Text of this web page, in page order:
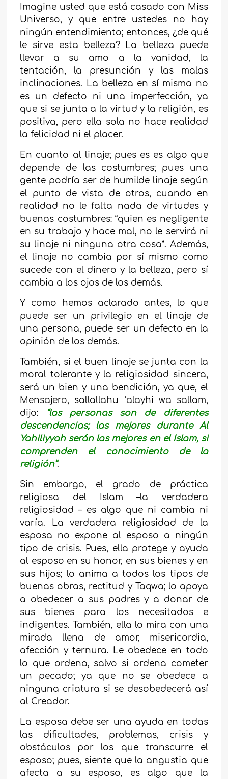
Imagine usted que está casado con Miss
Universo, y que entre ustedes no hay
ningún entendimiento; entonces, ¿de qué
le sirve esta belleza? La belleza puede
llevar a su amo a la vanidad, la
tentación, la presunción y las malas
inclinaciones. La belleza en sí misma no
es un defecto ni una imperfección, ya
que si se junta a la virtud y la religión, es
positiva, pero ella sola no hace realidad
la felicidad ni el placer.
En cuanto al linaje; pues es es algo que
depende de las costumbres; pues una
gente podría ser de humilde linaje según
el punto de vista de otros, cuando en
realidad no le falta nada de virtudes y
buenas costumbres: “quien es negligente
en su trabajo y hace mal, no le servirá ni
su linaje ni ninguna otra cosa”. Además,
el linaje no cambia por sí mismo como
sucede con el dinero y la belleza, pero sí
cambia a los ojos de los demás.
Y como hemos aclarado antes, lo que
puede ser un privilegio en el linaje de
una persona, puede ser un defecto en la
opinión de los demás.
También, si el buen linaje se junta con la
moral tolerante y la religiosidad sincera,
será un bien y una bendición, ya que, el
Mensajero, sallallahu ‘alayhi wa sallam,
dijo:
“las personas son de diferentes
descendencias; las mejores durante Al
Yahiliyyah serán las mejores en el Islam, si
comprenden el conocimiento de la
religión”.
Sin embargo, el grado de práctica
religiosa del Islam –la verdadera
religiosidad – es algo que ni cambia ni
varía. La verdadera religiosidad de la
esposa no expone al esposo a ningún
tipo de crisis. Pues, ella protege y ayuda
al esposo en su honor, en sus bienes y en
sus hijos; lo anima a todos los tipos de
buenas obras, rectitud y Taqwa; lo apoya
a obedecer a sus padres y a donar de
sus bienes para los necesitados e
indigentes. También, ella lo mira con una
mirada llena de amor, misericordia,
afección y ternura. Le obedece en todo
lo que ordena, salvo si ordena cometer
un pecado; ya que no se obedece a
ninguna criatura si se desobedecerá así
al Creador.
La esposa debe ser una ayuda en todas
las dificultades, problemas, crisis y
obstáculos por los que transcurre el
esposo; pues, siente que la angustia que
afecta a su esposo, es algo que la